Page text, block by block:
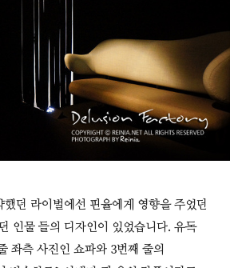
던 라이벌에선 핀율에게 영향을 주었던
인물 들의 디자인이 있었습니다. 유독
좌측 사진인 쇼파와 3번째 줄의